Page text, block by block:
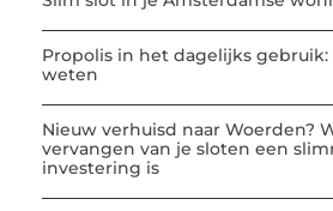
Propolis in het dagelijks
weten
Nieuw verhuisd naar Woerden?
vervangen van je sloten een
investering is